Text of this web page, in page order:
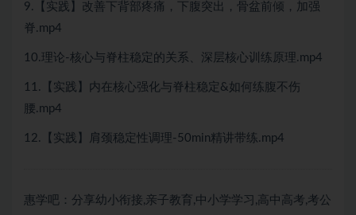
9.【实践】改善下背部疼痛，下腹突出，骨盆前倾，加强
脊.mp4
10.理论-核心与脊柱稳定的关系、深层核心训练原理.mp4
11.【实践】内在核心强化与脊柱稳定&如何练腹不伤
腰.mp4
12.【实践】肩颈稳定性调理-50min精讲带练.mp4
惠学吧：分享幼小衔接,亲子教育,中小学学习,高中高考,考公